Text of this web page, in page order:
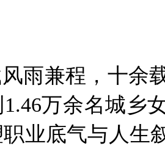
兼程，十余载
万余名城乡
业底气与人生